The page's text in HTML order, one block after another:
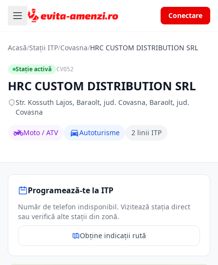
Conectare
Acasă/Stații ITP/Covasna/HRC CUSTOM DISTRIBUTION SRL
Stație activă CV052
HRC CUSTOM DISTRIBUTION SRL
Str. Kossuth Lajos, Baraolt, jud. Covasna, Baraolt, jud.
Covasna
Moto / ATV Autoturisme 2 linii ITP
Programează-te la ITP
Număr de telefon indisponibil. Vizitează stația direct
sau verifică alte stații din zonă.
Obține indicații rută